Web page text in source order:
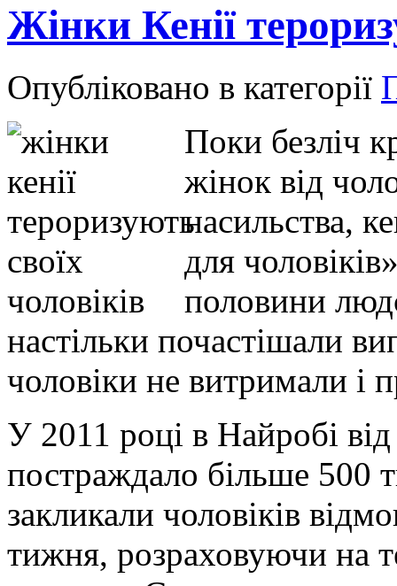
Жінки Кенії
Опубліковано в категорії
Поки безліч
жінок від
насильства,
для
половини
настільки почастішали
чоловіки не витримали і
У 2011 році в Найробі
постраждало більше 500
закликали чоловіків
тижня, розраховуючи на